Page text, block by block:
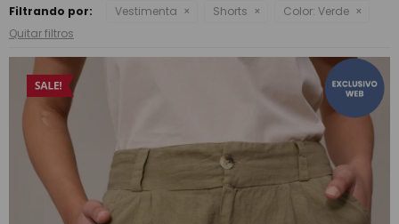
Filtrando por: Vestimenta Shorts Color: Verde
Quitar filtros